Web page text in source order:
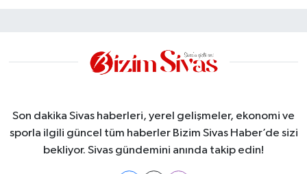
Son dakika Sivas haberleri, yerel gelişmeler, ekonomi ve
sporla ilgili güncel tüm haberler Bizim Sivas Haber’de sizi
bekliyor. Sivas gündemini anında takip edin!